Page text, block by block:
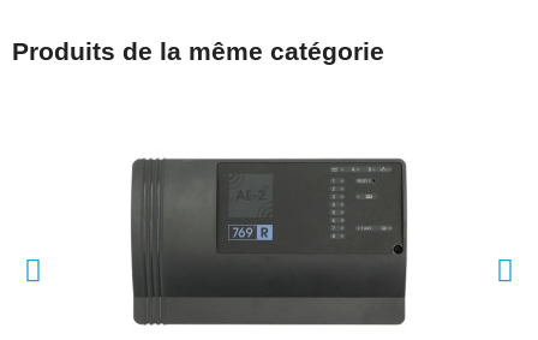
Produits de la même catégorie